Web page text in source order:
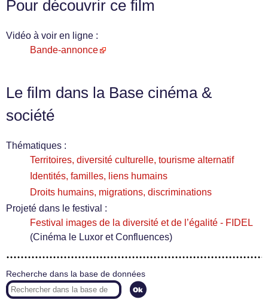
Pour découvrir ce film
Vidéo à voir en ligne :
Bande-annonce
Le film dans la Base cinéma &
société
Thématiques :
Territoires, diversité culturelle, tourisme alternatif
Identités, familles, liens humains
Droits humains, migrations, discriminations
Projeté dans le festival :
Festival images de la diversité et de l’égalité - FIDEL
(Cinéma le Luxor et Confluences)
Recherche dans la base de données